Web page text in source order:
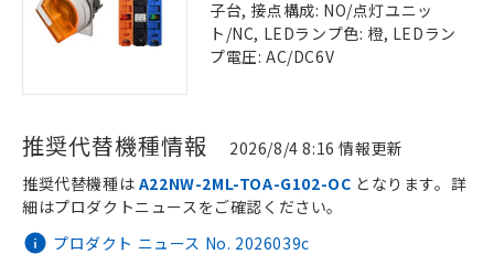
子台, 接点構成: NO/点灯ユニッ
ト/NC, LEDランプ色: 橙, LEDラン
プ電圧: AC/DC6V
推奨代替機種情報 2026/8/4 8:16 情報更新
プロダクト ニュース No. 2026039c
推奨代替機種は A22NW-2ML-TOA-G102-OC となります。詳
細はプロダクトニュースをご確認ください。